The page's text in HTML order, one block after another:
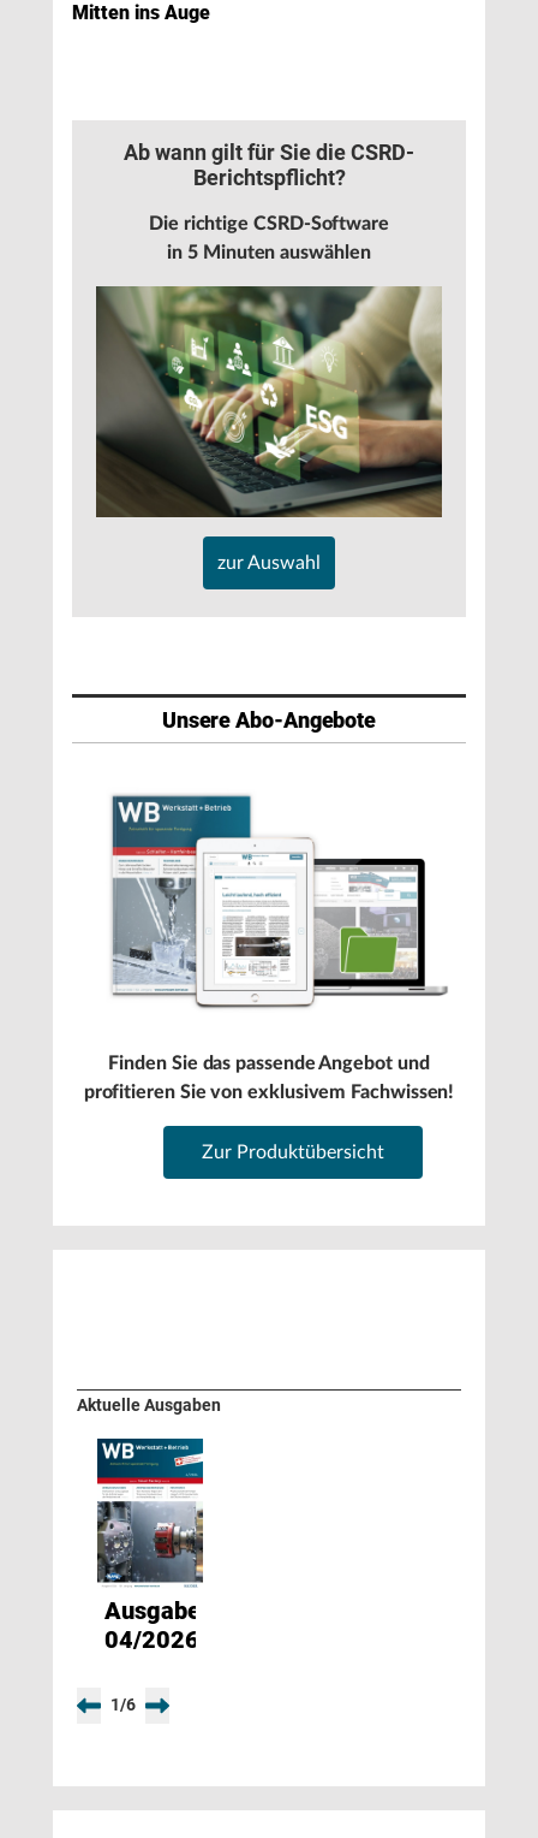
Mitten ins Auge
Ab wann gilt für Sie die CSRD-
Berichtspflicht?
Die richtige CSRD-Software
in 5 Minuten auswählen
zur Auswahl
Unsere Abo-Angebote
Finden Sie das passende Angebot und
profitieren Sie von exklusivem Fachwissen!
Zur Produktübersicht
Aktuelle Ausgaben
Ausgabe
04/2026
1/6